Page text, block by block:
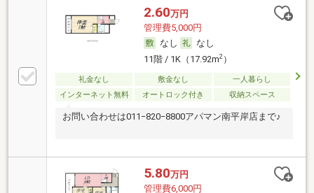
2.60万円
管理費5,000円
なし
なし
11階 / 1K（17.92m2）
礼金なし 敷金なし
一人暮らし
インターネット無料
オートロック付き 収納スペース
お問い合わせは011−820−8800アパマン南平岸店まで♪
5.80万円
管理費6,000円